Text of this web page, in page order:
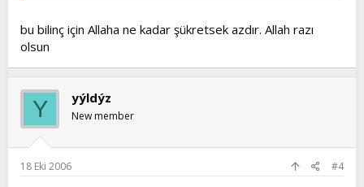
korumanın sırrı,bu farkındalıktır,mümini farklı
kılan...vesselam..!SÖZLERİMİZ NAKIS AMA
FARKINDAYIZ,ELHAMDÜLLİLLAH..
bu bilinç için Allaha ne kadar şükretsek azdır. Allah razı
olsun
Y yýldýz
New member
18 Eki 2006 #4